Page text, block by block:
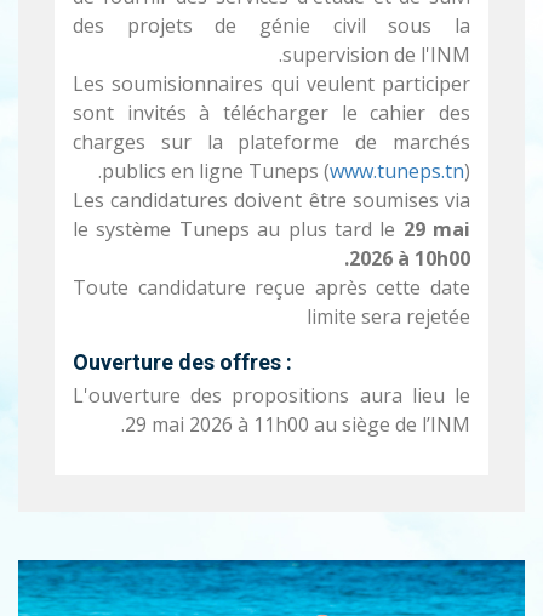
des projets de génie civil sous la
supervision de l'INM.
Les soumisionnaires qui veulent participer
sont invités à télécharger le cahier des
charges sur la plateforme de marchés
publics en ligne Tuneps (www.tuneps.tn).
Les candidatures doivent être soumises via
le système Tuneps au plus tard le 29 mai
2026 à 10h00.
Toute candidature reçue après cette date
limite sera rejetée
Ouverture des offres :
L'ouverture des propositions aura lieu le
29 mai 2026 à 11h00 au siège de l’INM.